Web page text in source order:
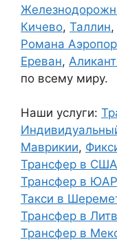
Кичево, Таллин,
Романа
Ереван,
по всему миру.
Наши услуги:
Маврикии,
Трансфер в США
Трансфер в ЮАР
Такси в
Трансфер в
Трансфер в